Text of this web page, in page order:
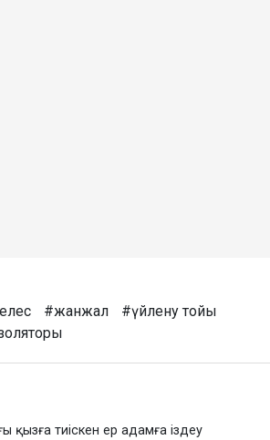
#жанжал
#үйлену тойы
қызға тиіскен ер адамға іздеу